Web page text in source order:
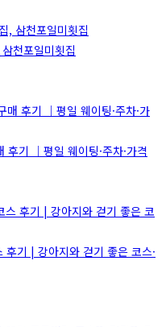
천포일미횟집
기 ｜평일 웨이팅·주차·가격
기 | 강아지와 걷기 좋은 코스·